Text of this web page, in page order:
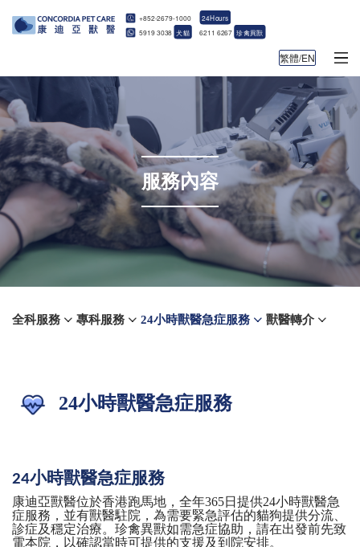
+852-2679-1000 24Hours
5919 3038 犬貓 6211 6267 珍禽異獸
繁體/EN
服務內容
全科服務  專科服務  24小時獸醫急症服務  獸醫轉介 
24小時獸醫急症服務
24小時獸醫急症服務
康迪亞獸醫位於香港跑馬地，全年365日提供24小時獸醫急
症服務，並有獸醫駐院，為需要緊急評估的貓狗提供分流、
診症及穩定治療。珍禽異獸如需急症協助，請在出發前先致
電本院，以確認當時可提供的支援及到院安排。